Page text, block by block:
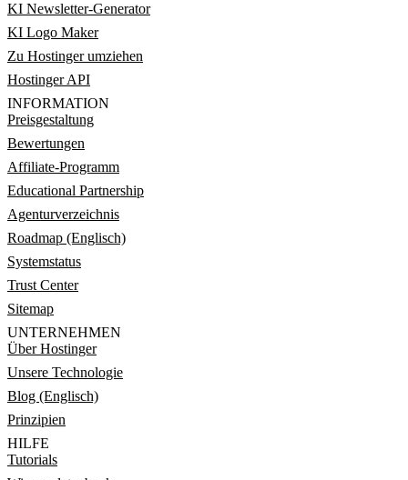
KI Newsletter-Generator
KI Logo Maker
Zu Hostinger umziehen
Hostinger API
INFORMATION
Preisgestaltung
Bewertungen
Affiliate-Programm
Educational Partnership
Agenturverzeichnis
Roadmap (Englisch)
Systemstatus
Trust Center
Sitemap
UNTERNEHMEN
Über Hostinger
Unsere Technologie
Blog (Englisch)
Prinzipien
HILFE
Tutorials